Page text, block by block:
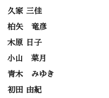
久家 三佳
柏矢 竜彦
木原 日子
小山 菜月
青木 みゆき
初田 由紀